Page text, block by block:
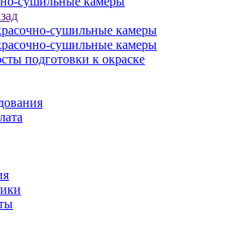
сушильные камеры
сушильные камеры
подготовки к окраске